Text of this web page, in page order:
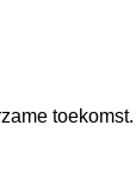
toekomst.